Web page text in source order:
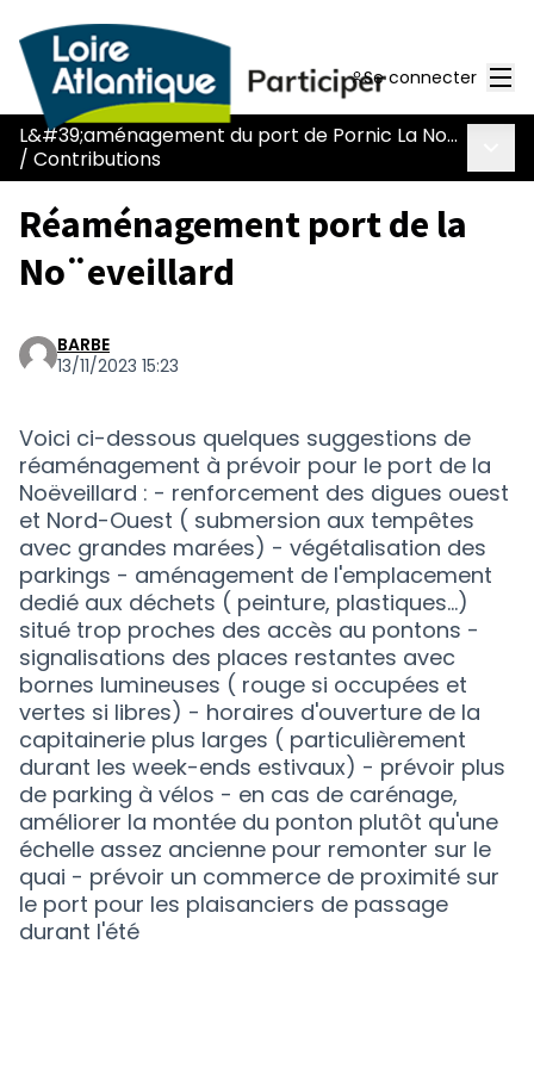
Se connecter
L&#39;aménagement du port de Pornic La Noëveillard
/ Contributions
Réaménagement port de la
No¨eveillard
BARBE
13/11/2023 15:23
Voici ci-dessous quelques suggestions de
réaménagement à prévoir pour le port de la
Noëveillard : - renforcement des digues ouest
et Nord-Ouest ( submersion aux tempêtes
avec grandes marées) - végétalisation des
parkings - aménagement de l'emplacement
dedié aux déchets ( peinture, plastiques...)
situé trop proches des accès au pontons -
signalisations des places restantes avec
bornes lumineuses ( rouge si occupées et
vertes si libres) - horaires d'ouverture de la
capitainerie plus larges ( particulièrement
durant les week-ends estivaux) - prévoir plus
de parking à vélos - en cas de carénage,
améliorer la montée du ponton plutôt qu'une
échelle assez ancienne pour remonter sur le
quai - prévoir un commerce de proximité sur
le port pour les plaisanciers de passage
durant l'été